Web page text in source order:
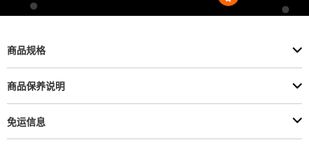
商品规格
商品保养说明
免运信息